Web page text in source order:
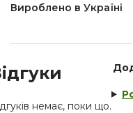
Вироблено в Україні
немає, поки що.